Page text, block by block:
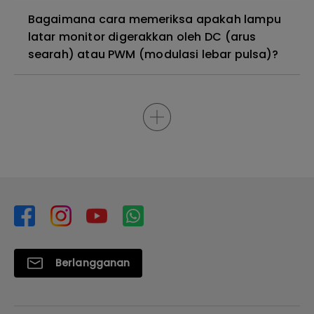
Bagaimana cara memeriksa apakah lampu
latar monitor digerakkan oleh DC (arus
searah) atau PWM (modulasi lebar pulsa)?
Berlangganan